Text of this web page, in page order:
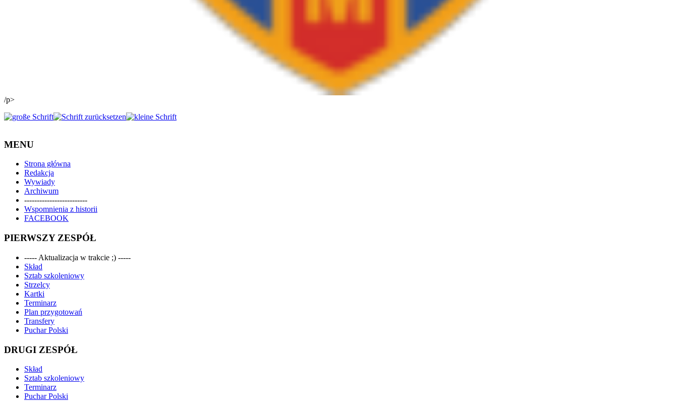
/p>
MENU
Strona główna
Redakcja
Wywiady
Archiwum
-------------------------
Wspomnienia z historii
FACEBOOK
PIERWSZY ZESPÓŁ
----- Aktualizacja w trakcie ;) -----
Skład
Sztab szkoleniowy
Strzelcy
Kartki
Terminarz
Plan przygotowań
Transfery
Puchar Polski
DRUGI ZESPÓŁ
Skład
Sztab szkoleniowy
Terminarz
Puchar Polski